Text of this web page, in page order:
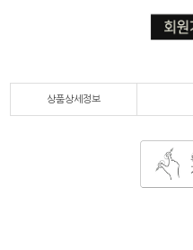
상품상세정보